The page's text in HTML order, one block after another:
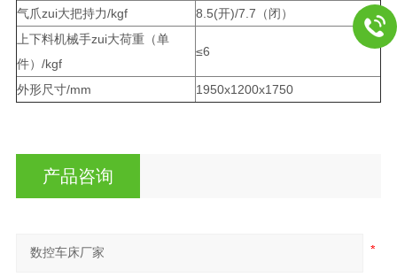
气爪zui大把持力/kgf
8.5(开)/7.7（闭）
上下料机械手zui大荷重（单
件）/kgf
≤6
外形尺寸/mm 1950x1200x1750
产品咨询